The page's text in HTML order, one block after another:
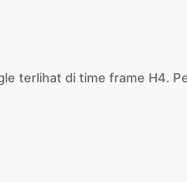
terlihat di time frame H4.